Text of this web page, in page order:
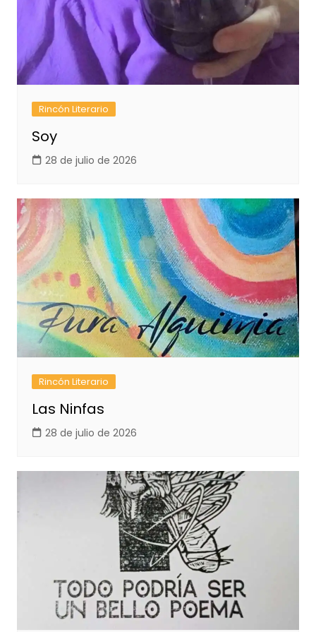
Rincón Literario
Soy
28 de julio de 2026
Rincón Literario
Las Ninfas
28 de julio de 2026